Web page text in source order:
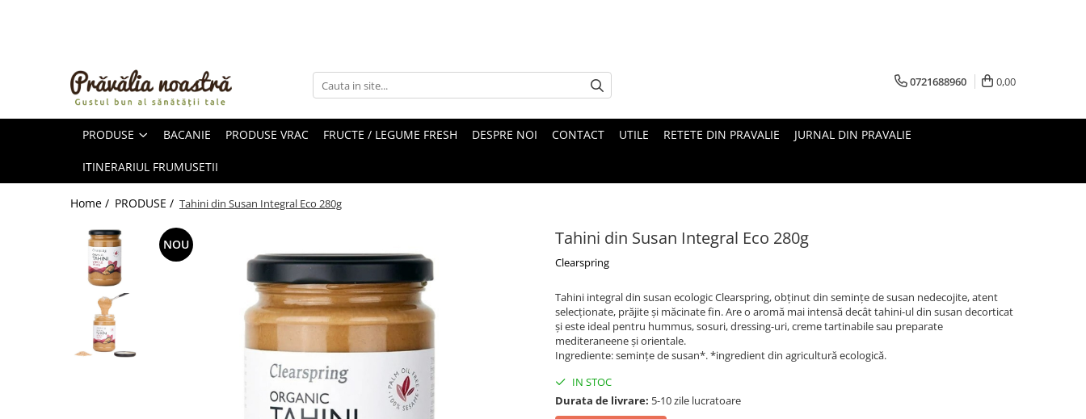
ULEIURI ȘI UNTURI
FRUCTE DESHIDRATATE
FRUCTE LA CONSERVĂ
OȚETURI ȘI SOSURI
FĂINĂ FĂRĂ GLUTEN
BĂUTURI / LAPTE VEGETAL
OREZ ȘI CEREALE
0721688960 0,00
PRODUSE BACANIE PRODUSE VRAC FRUCTE / LEGUME FRESH DESPRE NOI CONTACT UTILE RETETE DIN PRAVALIE JURNAL DIN PRAVALIE
ITINERARIUL FRUMUSETII
Home / PRODUSE / Tahini din Susan Integral Eco 280g
Tahini din Susan Integral Eco 280g
Clearspring
NOU
Tahini integral din susan ecologic Clearspring, obținut din semințe de susan nedecojite, atent
selecționate, prăjite și măcinate fin. Are o aromă mai intensă decât tahini-ul din susan decorticat
și este ideal pentru hummus, sosuri, dressing-uri, creme tartinabile sau preparate
mediteraneene și orientale.
Ingrediente: semințe de susan*. *ingredient din agricultură ecologică.
IN STOC
Durata de livrare: 5-10 zile lucratoare